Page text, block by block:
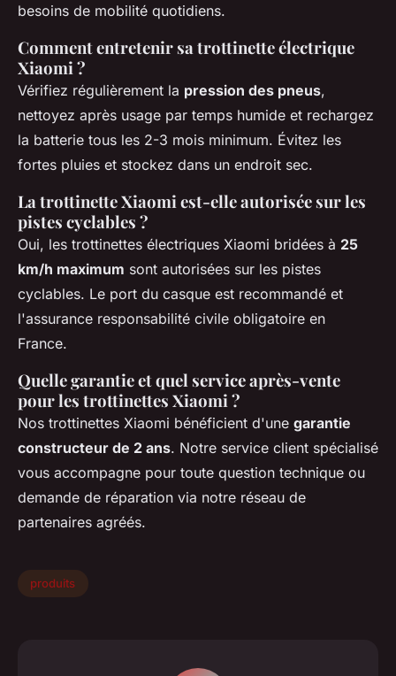
besoins de mobilité quotidiens.
Comment entretenir sa trottinette électrique
Xiaomi ?
Vérifiez régulièrement la pression des pneus,
nettoyez après usage par temps humide et rechargez
la batterie tous les 2-3 mois minimum. Évitez les
fortes pluies et stockez dans un endroit sec.
La trottinette Xiaomi est-elle autorisée sur les
pistes cyclables ?
Oui, les trottinettes électriques Xiaomi bridées à 25
km/h maximum sont autorisées sur les pistes
cyclables. Le port du casque est recommandé et
l'assurance responsabilité civile obligatoire en
France.
Quelle garantie et quel service après-vente
pour les trottinettes Xiaomi ?
Nos trottinettes Xiaomi bénéficient d'une garantie
constructeur de 2 ans. Notre service client spécialisé
vous accompagne pour toute question technique ou
demande de réparation via notre réseau de
partenaires agréés.
produits